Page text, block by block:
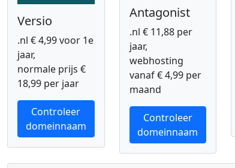
Versio
.nl € 4,99 voor 1e
jaar,
normale prijs €
18,99 per jaar
Controleer
domeinnaam
Antagonist
.nl € 11,88 per
jaar,
webhosting
vanaf € 4,99 per
maand
Controleer
domeinnaam